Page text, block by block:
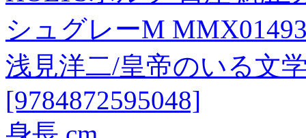
シュグレーM
浅見洋二/皇帝のいる文
[9784872595048]